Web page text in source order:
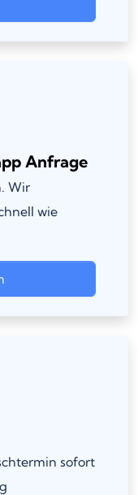
Anfrage
Wir
wie
sofort